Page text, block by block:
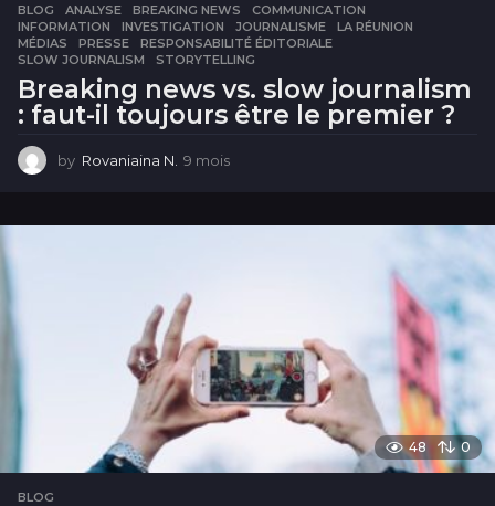
BLOG ANALYSE ,BREAKING NEWS ,COMMUNICATION
INFORMATION
,INVESTIGATION ,JOURNALISME ,LA RÉUNION
MÉDIAS
,PRESSE ,RESPONSABILITÉ ÉDITORIALE
SLOW JOURNALISM
,STORYTELLING
Breaking news vs. slow journalism
: faut-il toujours être le premier ?
by Rovaniaina N. 9 mois
i
48 0
BLOG